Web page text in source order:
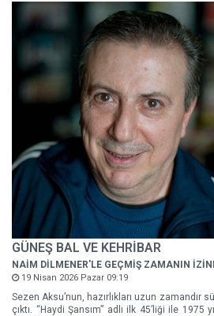
GÜNEŞ BAL VE KEHRİBAR
NAİM DİLMENER'LE GEÇMİŞ ZAMANIN
19 Nisan 2026 Pazar 09:19
Sezen Aksu’nun, hazırlıkları uzun zamandır
çıktı. “Haydi Şansım” adlı ilk 45’liği ile 1975